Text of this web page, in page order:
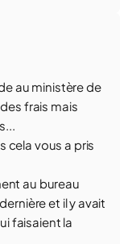
au ministère de
frais mais
cela vous a pris
au bureau
et il y avait
faisaient la